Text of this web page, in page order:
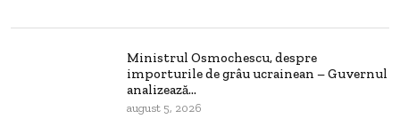
Ministrul Osmochescu, despre
importurile de grâu ucrainean – Guvernul
analizează...
august 5, 2026